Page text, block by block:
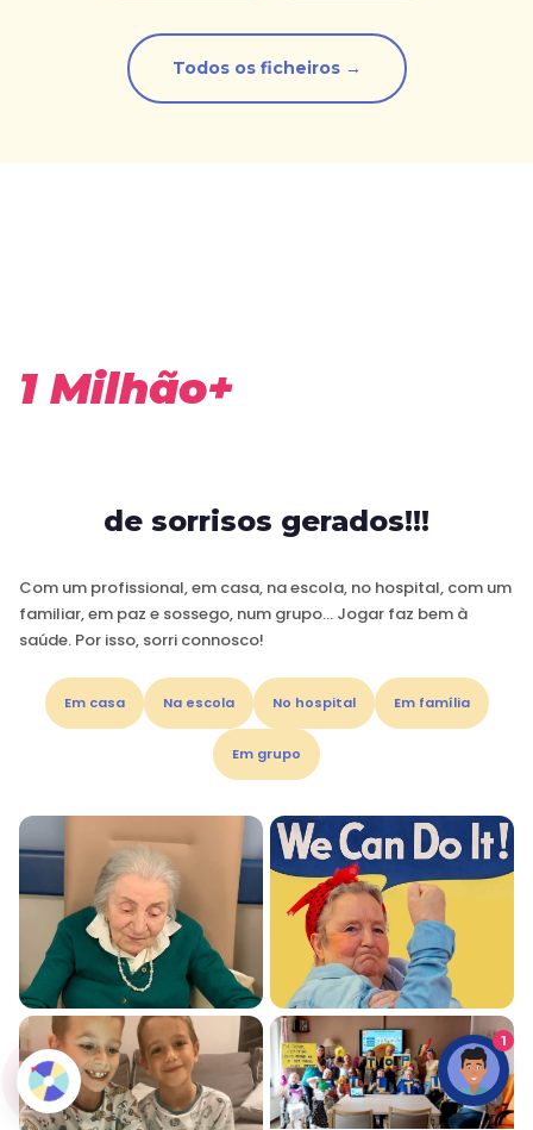
Todos os ficheiros →
1 Milhão+
de sorrisos gerados!!!
Com um profissional, em casa, na escola, no hospital, com um
familiar, em paz e sossego, num grupo… Jogar faz bem à
saúde. Por isso, sorri connosco!
Em casa Na escola No hospital Em família
Em grupo
1